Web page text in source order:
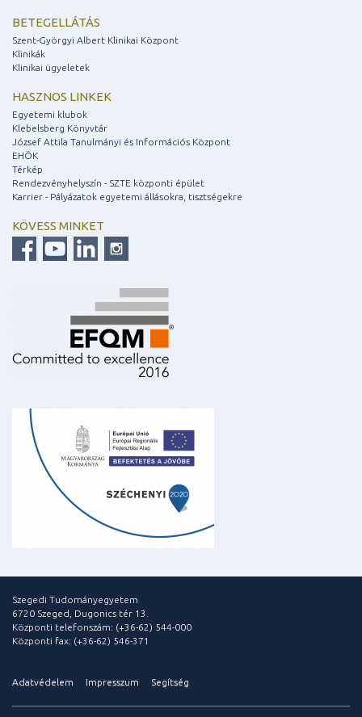
BETEGELLÁTÁS
Szent-Györgyi Albert Klinikai Központ
Klinikák
Klinikai ügyeletek
HASZNOS LINKEK
Egyetemi klubok
Klebelsberg Könyvtár
József Attila Tanulmányi és Információs Központ
EHÖK
Térkép
Rendezvényhelyszín - SZTE központi épület
Karrier - Pályázatok egyetemi állásokra, tisztségekre
KÖVESS MINKET
Szegedi Tudományegyetem
6720 Szeged, Dugonics tér 13.
Központi telefonszám: (+36-62) 544-000
Központi fax: (+36-62) 546-371
Adatvédelem Impresszum Segítség